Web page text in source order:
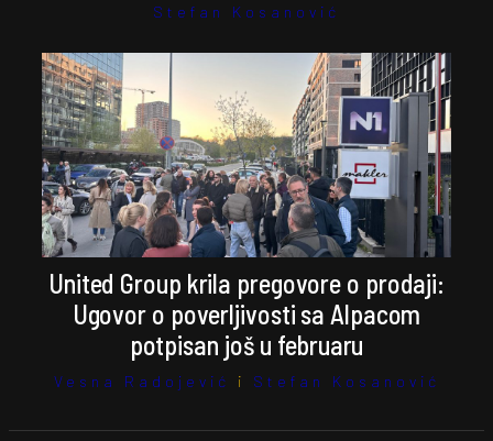
Stefan Kosanović
United Group krila pregovore o prodaji:
Ugovor o poverljivosti sa Alpacom
potpisan još u februaru
Vesna Radojević i Stefan Kosanović